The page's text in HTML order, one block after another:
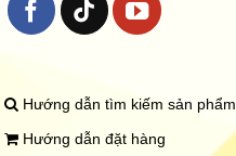
Hướng dẫn tìm kiếm sản phẩm
Hướng dẫn đặt hàng